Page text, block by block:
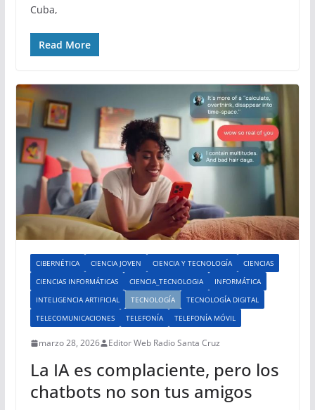
Cuba,
Read More
CIBERNÉTICA CIENCIA JOVEN CIENCIA Y TECNOLOGÍA
CIENCIAS
CIENCIAS INFORMÁTICAS
CIENCIA_TECNOLOGIA
INFORMÁTICA
INTELIGENCIA ARTIFICIAL
TECNOLOGÍA
TECNOLOGÍA DIGITAL
TELECOMUNICACIONES
TELEFONÍA TELEFONÍA MÓVIL
marzo 28, 2026 Editor Web Radio Santa Cruz
La IA es complaciente, pero los
chatbots no son tus amigos